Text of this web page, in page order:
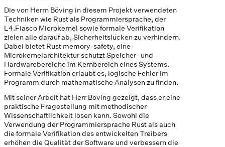
Die von Herrn Böving in diesem Projekt verwendeten
Techniken wie Rust als Programmiersprache, der
L4.Fiasco Microkernel sowie formale Verifikation
zielen alle darauf ab, Sicherheitslücken zu verhindern.
Dabei bietet Rust memory-safety, eine
Microkernelarchitektur schützt Speicher- und
Hardwarebereiche im Kernbereich eines Systems.
Formale Verifikation erlaubt es, logische Fehler im
Programm durch mathematische Analysen zu finden.
Mit seiner Arbeit hat Herr Böving gezeigt, dass er eine
praktische Fragestellung mit methodischer
Wissenschaftlichkeit lösen kann. Sowohl die
Verwendung der Programmiersprache Rust als auch
die formale Verifikation des entwickelten Treibers
erhöhen die Qualität der Software und verbessern die